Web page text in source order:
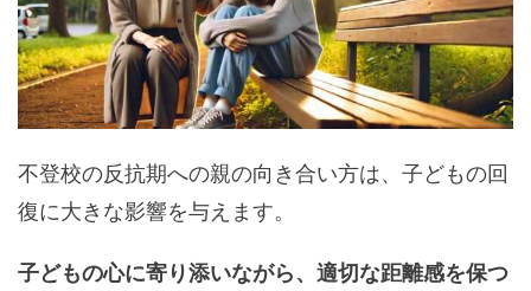
不登校の反抗期への親の向き合い方は、子どもの回
復に大きな影響を与えます。
子どもの心に寄り添いながら、適切な距離感を保つ